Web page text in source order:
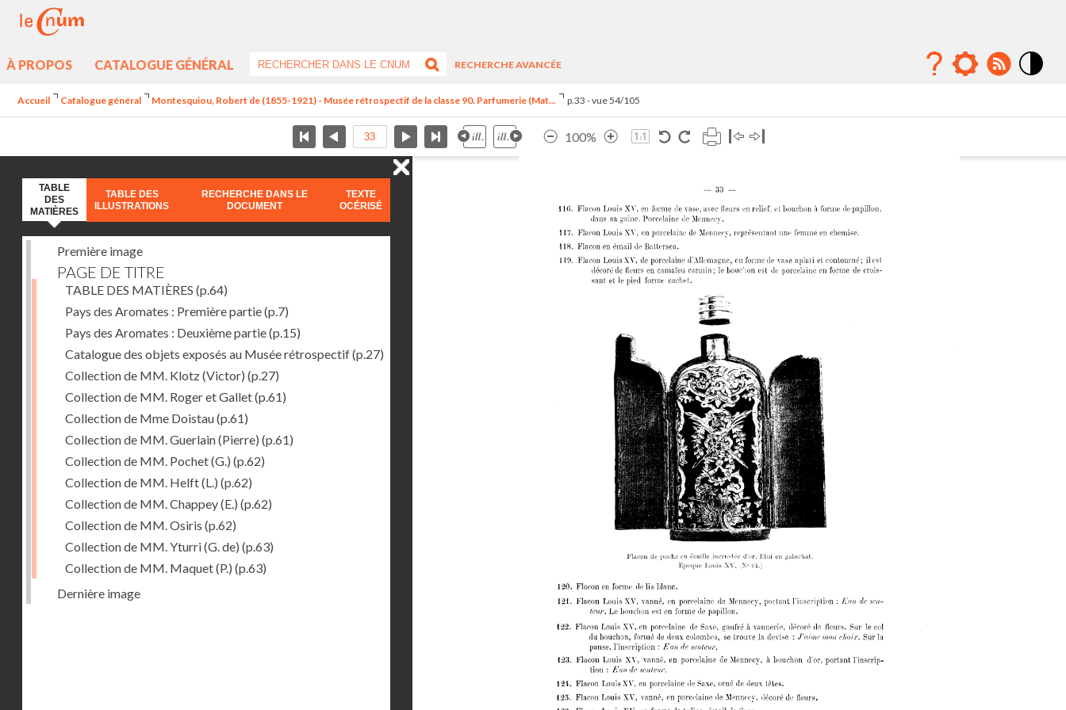
À PROPOS CATALOGUE GÉNÉRAL
RECHERCHE AVANCÉE
Accueil Catalogue général Montesquiou, Robert de (1855-1921) - Musée rétrospectif de la classe 90. Parfumerie (Mat... p.33 - vue 54/105
100%
TABLE
DES
MATIÈRES
TABLE DES
ILLUSTRATIONS
RECHERCHE DANS LE
DOCUMENT
TEXTE
OCÉRISÉ
Première image
PAGE DE TITRE
TABLE DES MATIÈRES (p.64)
Pays des Aromates : Première partie(p.7)
Pays des Aromates : Deuxième partie(p.15)
Catalogue des objets exposés au Musée rétrospectif(p.27)
Collection de MM. Klotz (Victor) (p.27)
Collection de MM. Roger et Gallet(p.61)
Collection de Mme Doistau(p.61)
Collection de MM. Guerlain (Pierre) (p.61)
Collection de MM. Pochet (G.) (p.62)
Collection de MM. Helft (L.) (p.62)
Collection de MM. Chappey (E.) (p.62)
Collection de MM. Osiris (p.62)
Collection de MM. Yturri (G. de) (p.63)
Collection de MM. Maquet (P.) (p.63)
Dernière image